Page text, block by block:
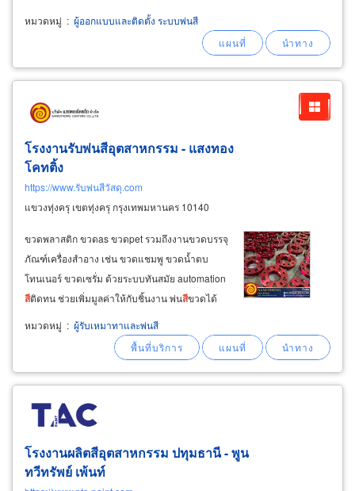
line รับซ่อมปรับปรุงระบบห้องพ่น
หมวดหมู่ : ผู้ออกแบบและติดตั้ง ระบบพ่นสี
โรงงานรับพ่นสีอุตสาหกรรม - แสงทอง
โคทติ้ง
https://www.รับพ่นสีวัสดุ.com
แขวงทุ่งครุ เขตทุ่งครุ กรุงเทพมหานคร 10140
ขวดพลาสติก ขวดas ขวดpet รวมถึงงานขวดบรรจุ
ภัณฑ์เครื่องสำอาง เช่น ขวดแชมพู ขวดน้ำตบ
โทนเนอร์ ขวดเซรั่ม ด้วยระบบทันสมัย automation
สีติดทน ช่วยเพิ่มมูลค่าให้กับชิ้นงาน พ่นสีขวดได้
หลากหลายเทคนิค เช่น พ่นฝ้า เคลือบด้าน เคลือบ
สีgradation พ่นไล่เฉดสีช่วย
ขวดที่สวยงาม น่าซื้อ
หมวดหมู่ : ผู้รับเหมาทาและพ่นสี
โรงงานผลิตสีอุตสาหกรรม ปทุมธานี - พูน
ทวีทรัพย์ เพ้นท์